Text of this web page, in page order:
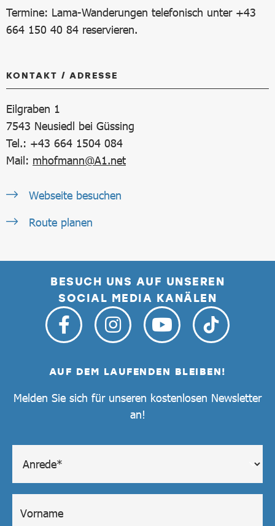
Termine: Lama-Wanderungen telefonisch unter +43
664 150 40 84 reservieren.
KONTAKT / ADRESSE
Eilgraben 1
7543 Neusiedl bei Güssing
Tel.: +43 664 1504 084
Mail: mhofmann@A1.net
Webseite besuchen
Route planen
BESUCH UNS AUF UNSEREN
SOCIAL MEDIA KANÄLEN
AUF DEM LAUFENDEN BLEIBEN!
Melden Sie sich für unseren kostenlosen Newsletter
an!